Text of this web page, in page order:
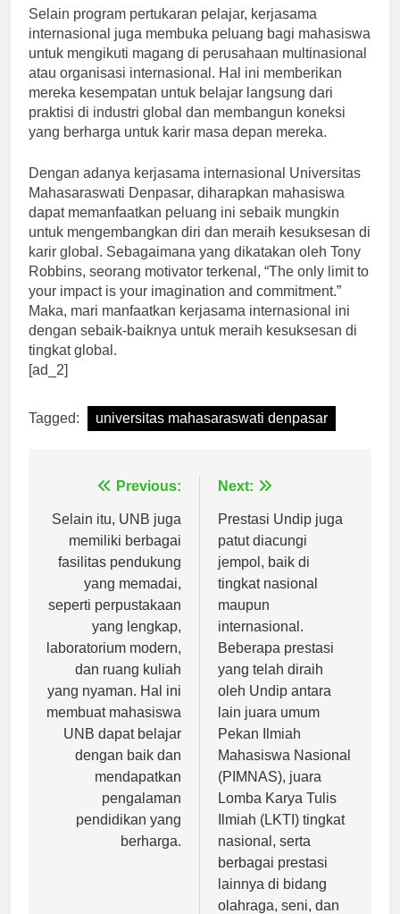
Selain program pertukaran pelajar, kerjasama
internasional juga membuka peluang bagi mahasiswa
untuk mengikuti magang di perusahaan multinasional
atau organisasi internasional. Hal ini memberikan
mereka kesempatan untuk belajar langsung dari
praktisi di industri global dan membangun koneksi
yang berharga untuk karir masa depan mereka.
Dengan adanya kerjasama internasional Universitas
Mahasaraswati Denpasar, diharapkan mahasiswa
dapat memanfaatkan peluang ini sebaik mungkin
untuk mengembangkan diri dan meraih kesuksesan di
karir global. Sebagaimana yang dikatakan oleh Tony
Robbins, seorang motivator terkenal, “The only limit to
your impact is your imagination and commitment.”
Maka, mari manfaatkan kerjasama internasional ini
dengan sebaik-baiknya untuk meraih kesuksesan di
tingkat global.
[ad_2]
Tagged: universitas mahasaraswati denpasar
Navigasi
pos
Previous:
Selain itu, UNB juga
memiliki berbagai
fasilitas pendukung
yang memadai,
seperti perpustakaan
yang lengkap,
laboratorium modern,
dan ruang kuliah
yang nyaman. Hal ini
membuat mahasiswa
UNB dapat belajar
dengan baik dan
mendapatkan
pengalaman
pendidikan yang
berharga.
Next:
Prestasi Undip juga
patut diacungi
jempol, baik di
tingkat nasional
maupun
internasional.
Beberapa prestasi
yang telah diraih
oleh Undip antara
lain juara umum
Pekan Ilmiah
Mahasiswa Nasional
(PIMNAS), juara
Lomba Karya Tulis
Ilmiah (LKTI) tingkat
nasional, serta
berbagai prestasi
lainnya di bidang
olahraga, seni, dan